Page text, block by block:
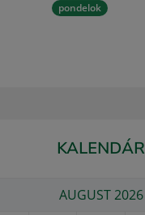
pondelok
KALENDÁR
AUGUST 2026